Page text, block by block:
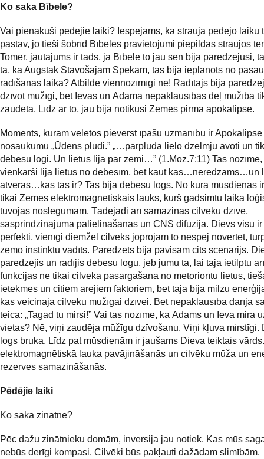
Ko saka Bībele?
Vai pienākuši pēdējie laiki? Iespējams, ka strauja pēdējo laiku
pastāv, jo tieši šobrīd Bībeles pravietojumi piepildās straujos
Tomēr, jautājums ir tāds, ja Bībele to jau sen bija paredzējusi,
tā, ka Augstāk Stāvošajam Spēkam, tas bija ieplānots no
radīšanas laika? Atbilde viennozīmīgi nē! Radītājs bija
dzīvot mūžīgi, bet Ievas un Ādama nepaklausības dēļ mūžība
zaudēta. Līdz ar to, jau bija notikusi Zemes pirmā apokalipse.
Moments, kuram vēlētos pievērst īpašu uzmanību ir Apokalipse
nosaukumu „Ūdens plūdi.” „…pārplūda lielo dzelmju avoti un
debesu logi. Un lietus lija pār zemi…” (1.Moz.7:11) Tas
vienkārši lija lietus no debesīm, bet kaut kas…neredzams…un
atvērās…kas tas ir? Tas bija debesu logs. No kura mūsdienās
tikai Zemes elektromagnētiskais lauks, kurš gadsimtu laikā
tuvojas noslēgumam. Tādējādi arī samazinās cilvēku dzīve,
sasprindzinājuma palielināšanās un CNS difūzija. Dievs visu
perfekti, vienīgi diemžēl cilvēks joprojām to nespēj novērtēt,
zemo instinktu vadīts. Paredzēts bija pavisam cits scenārijs.
paredzējis un radījis debesu logu, jeb jumu tā, lai tajā ietilptu
funkcijās ne tikai cilvēka pasargāšana no metoriorītu lietus,
ietekmes un citiem ārējiem faktoriem, bet tajā bija milzu
kas veicināja cilvēku mūžīgai dzīvei. Bet nepaklausība darīja
teica: „Tagad tu mirsi!” Vai tas nozīmē, ka Ādams un Ieva mira
vietas? Nē, viņi zaudēja mūžīgu dzīvošanu. Viņi kļuva mirstīgi.
logs bruka. Līdz pat mūsdienām ir jaušams Dieva teiktais
elektromagnētiskā lauka pavājināšanās un cilvēku mūža un
rezerves samazināšanās.
Pēdējie laiki
Ko saka zinātne?
Pēc dažu zinātnieku domām, inversija jau notiek. Kas mūs
nebūs derīgi kompasi. Cilvēki būs pakļauti dažādam slimībām.